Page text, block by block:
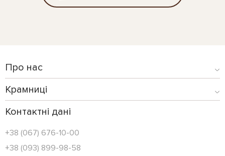
Про нас
Крамниці
Контактні дані
+38 (067) 676-10-00
+38 (093) 899-98-58